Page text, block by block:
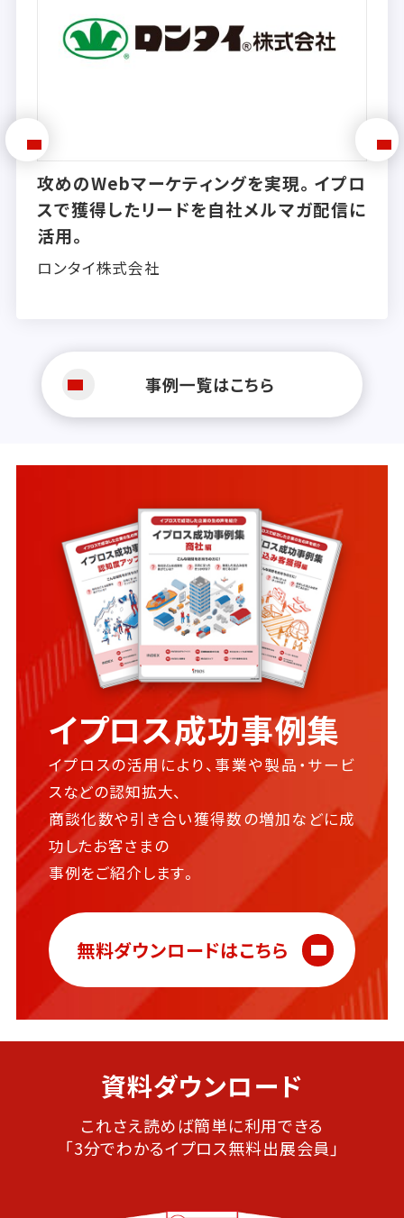
ーケティングを実現。イプロ
リードを自社メルマガ配信に
会社
“都心の
防災・脱
事例一覧はこちら
イプロス成功事例集
イプロスの活用により、事業や製品・サービ
スなどの認知拡大、
商談化数や引き合い獲得数の増加などに成
功したお客さまの
事例をご紹介します。
無料ダウンロードはこちら
資料ダウンロード
これさえ読めば簡単に利用できる
「3分でわかるイプロス無料出展会員」